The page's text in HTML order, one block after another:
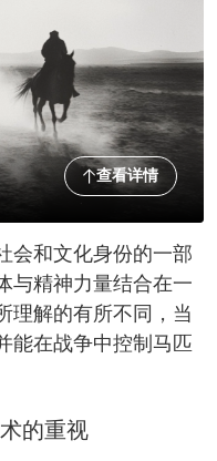
查看详情
会和文化身份的一部
与精神力量结合在一
理解的有所不同，当
能在战争中控制马匹
的重视